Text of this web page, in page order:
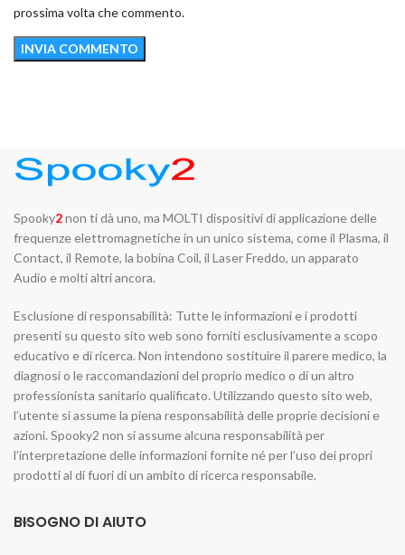
prossima volta che commento.
Spooky2non ti dà uno, ma MOLTI dispositivi di applicazione delle
frequenze elettromagnetiche in un unico sistema, come il Plasma, il
Contact, il Remote, la bobina Coil, il Laser Freddo, un apparato
Audio e molti altri ancora.
Esclusione di responsabilità: Tutte le informazioni e i prodotti
presenti su questo sito web sono forniti esclusivamente a scopo
educativo e di ricerca. Non intendono sostituire il parere medico, la
diagnosi o le raccomandazioni del proprio medico o di un altro
professionista sanitario qualificato. Utilizzando questo sito web,
l’utente si assume la piena responsabilità delle proprie decisioni e
azioni. Spooky2 non si assume alcuna responsabilità per
l’interpretazione delle informazioni fornite né per l’uso dei propri
prodotti al di fuori di un ambito di ricerca responsabile.
BISOGNO DI AIUTO